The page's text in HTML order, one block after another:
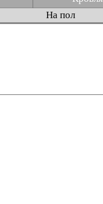
На пол